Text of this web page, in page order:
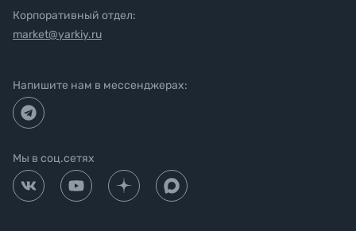
Корпоративный отдел:
market@yarkiy.ru
Напишите нам в мессенджерах:
Мы в соц.сетях